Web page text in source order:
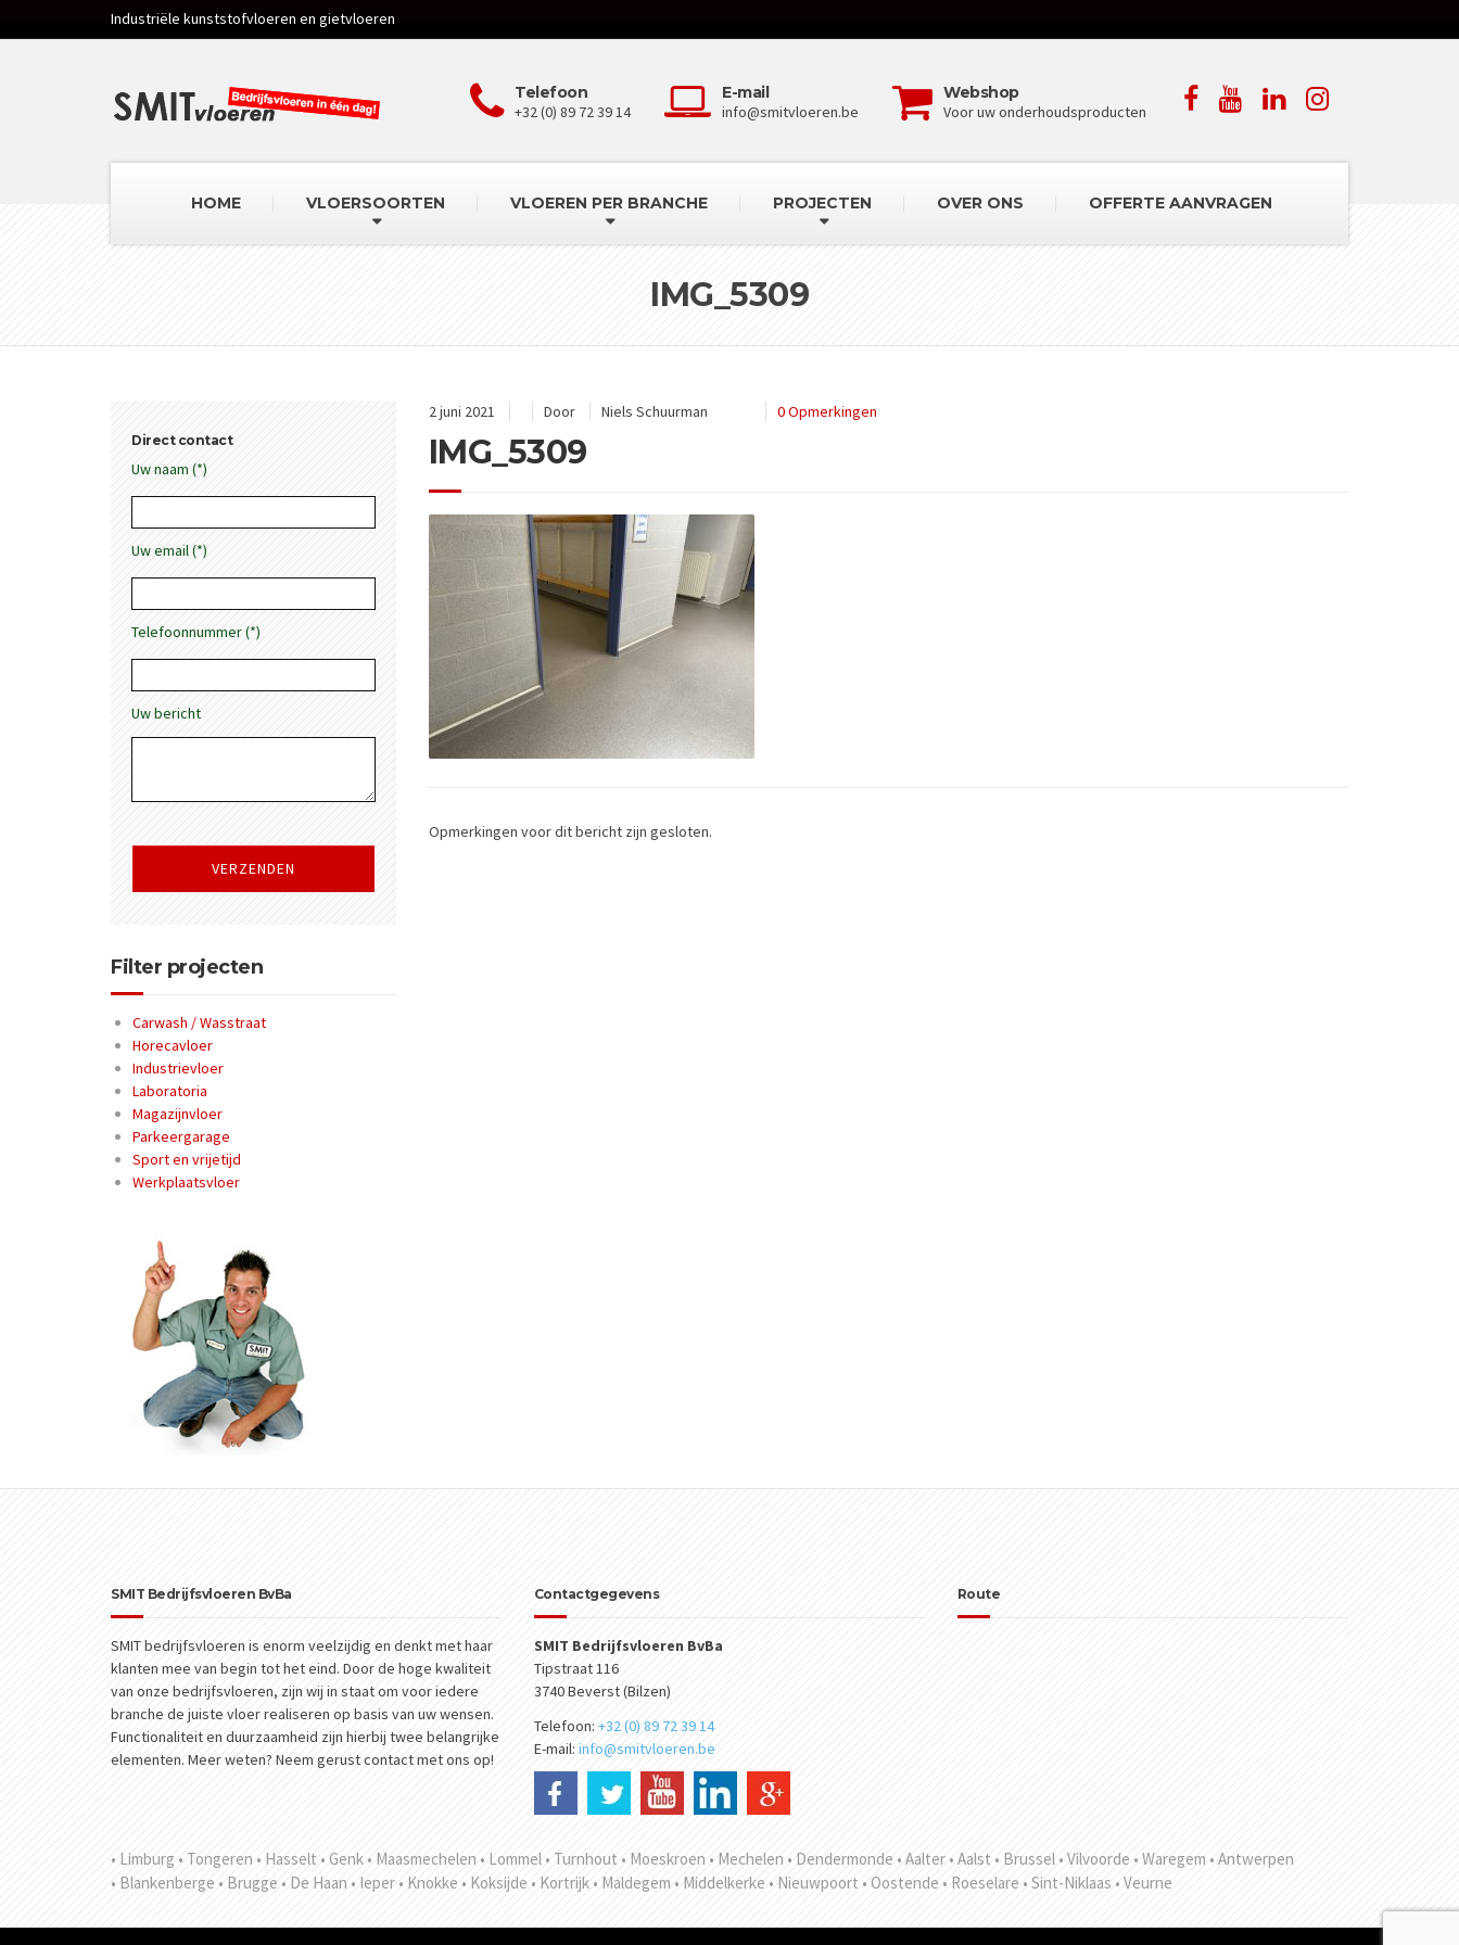
Industriële kunststofvloeren en gietvloeren
Telefoon
+32 (0) 89 72 39 14
E-mail
info@smitvloeren.be
Webshop
Voor uw onderhoudsproducten
HOME VLOERSOORTEN VLOEREN PER BRANCHE PROJECTEN OVER ONS OFFERTE AANVRAGEN
IMG_5309
2 juni 2021 Door Niels Schuurman 0 Opmerkingen
IMG_5309
Opmerkingen voor dit bericht zijn gesloten.
Direct contact
Uw naam (*)
Uw email (*)
Telefoonnummer (*)
Uw bericht
Filter projecten
Carwash / Wasstraat
Horecavloer
Industrievloer
Laboratoria
Magazijnvloer
Parkeergarage
Sport en vrijetijd
Werkplaatsvloer
SMIT Bedrijfsvloeren BvBa
SMIT bedrijfsvloeren is enorm veelzijdig en denkt met haar
klanten mee van begin tot het eind. Door de hoge kwaliteit
van onze bedrijfsvloeren, zijn wij in staat om voor iedere
branche de juiste vloer realiseren op basis van uw wensen.
Functionaliteit en duurzaamheid zijn hierbij twee belangrijke
elementen. Meer weten? Neem gerust contact met ons op!
Contactgegevens
SMIT Bedrijfsvloeren BvBa
Tipstraat 116
3740 Beverst (Bilzen)
Telefoon: +32 (0) 89 72 39 14
E-mail: info@smitvloeren.be
Route
• Limburg • Tongeren • Hasselt • Genk • Maasmechelen • Lommel • Turnhout • Moeskroen • Mechelen • Dendermonde • Aalter • Aalst • Brussel • Vilvoorde • Waregem • Antwerpen
• Blankenberge • Brugge • De Haan • Ieper • Knokke • Koksijde • Kortrijk • Maldegem • Middelkerke • Nieuwpoort • Oostende • Roeselare • Sint-Niklaas • Veurne